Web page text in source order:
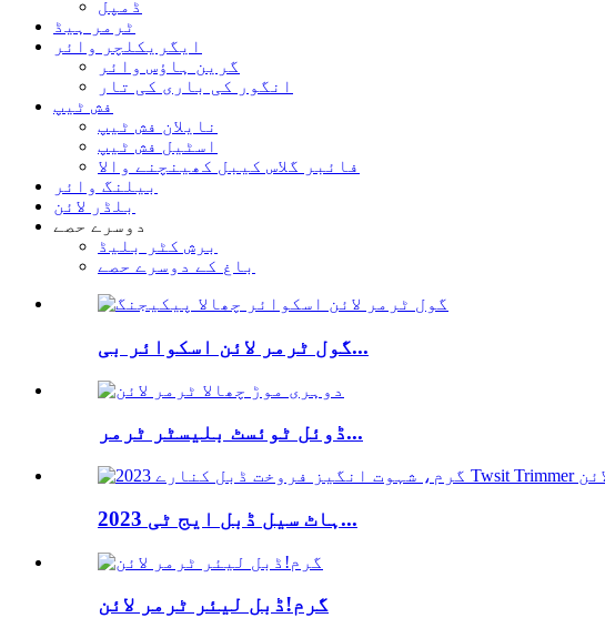
ڈمپل
ٹرمر ہیڈ
ایگریکلچر وائر
گرین ہاؤس وائر
انگور کی باری کی تار
فش ٹیپ
نایلان فش ٹیپ
اسٹیل فش ٹیپ
فائبر گلاس کیبل کھینچنے والا
بیلنگ وائر
بلڈر لائن
دوسرے حصے
برش کٹر بلیڈ
باغ کے دوسرے حصے
گول ٹرمر لائن اسکوائر بی...
ڈوئل ٹوئسٹ بلیسٹر ٹرمر...
2023 ہاٹ سیل ڈبل ایج ٹی...
گرم!ڈبل لیئر ٹرمر لائن